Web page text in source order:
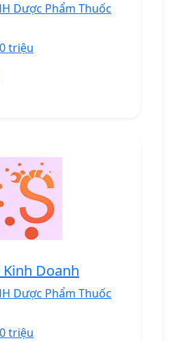
Dược Phẩm Thuốc
triệu
Doanh
Dược Phẩm Thuốc
triệu